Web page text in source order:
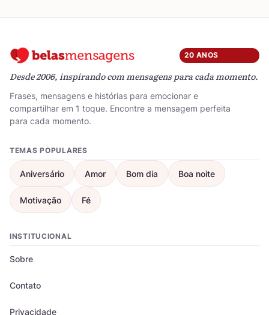
20 ANOS
Desde 2006, inspirando com mensagens para cada momento.
Frases, mensagens e histórias para emocionar e
compartilhar em 1 toque. Encontre a mensagem perfeita
para cada momento.
TEMAS POPULARES
Aniversário Amor Bom dia Boa noite
Motivação Fé
INSTITUCIONAL
Sobre
Contato
Privacidade